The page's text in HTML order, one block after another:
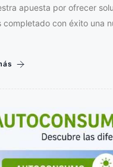
apuesta por ofrecer
completado con éxito una